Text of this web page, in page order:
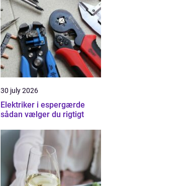
30 july 2026
Elektriker i espergærde
sådan vælger du rigtigt